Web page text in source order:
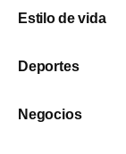
Estilo de vida
Deportes
Negocios